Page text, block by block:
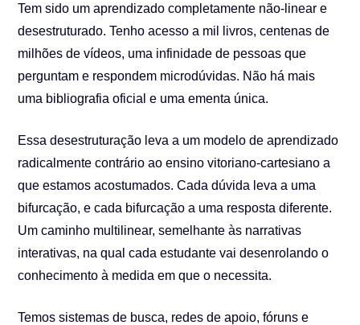
Tem sido um aprendizado completamente não-linear e
desestruturado. Tenho acesso a mil livros, centenas de
milhões de vídeos, uma infinidade de pessoas que
perguntam e respondem microdúvidas. Não há mais
uma bibliografia oficial e uma ementa única.
Essa desestruturação leva a um modelo de aprendizado
radicalmente contrário ao ensino vitoriano-cartesiano a
que estamos acostumados. Cada dúvida leva a uma
bifurcação, e cada bifurcação a uma resposta diferente.
Um caminho multilinear, semelhante às narrativas
interativas, na qual cada estudante vai desenrolando o
conhecimento à medida em que o necessita.
Temos sistemas de busca, redes de apoio, fóruns e